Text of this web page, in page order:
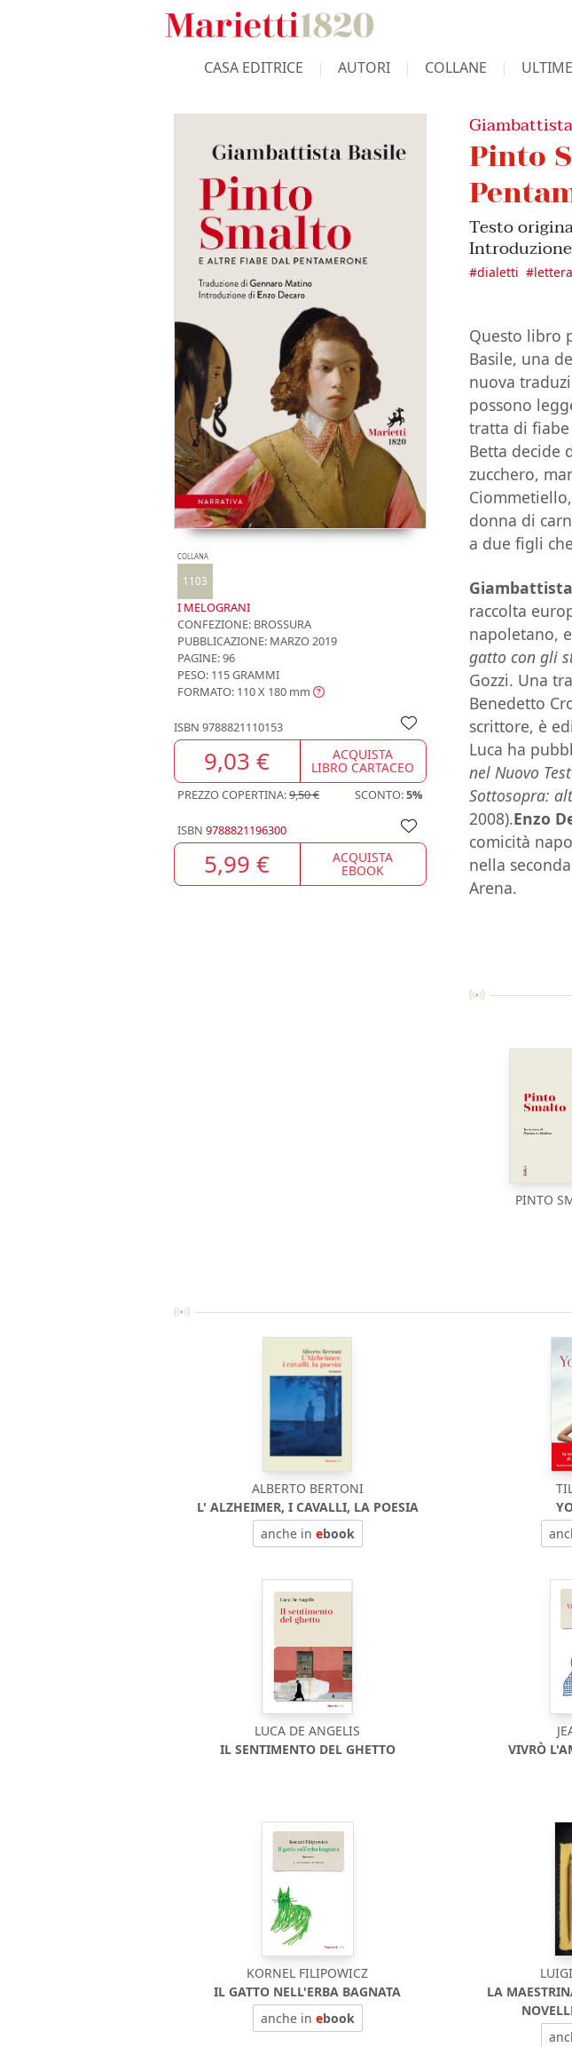
CASA EDITRICE AUTORI COLLANE
COLLANA
1103
I MELOGRANI
CONFEZIONE: BROSSURA
PUBBLICAZIONE: MARZO 2019
PAGINE: 96
PESO: 115 GRAMMI
FORMATO: 110 X 180 mm
ISBN 9788821110153
9,03 € ACQUISTA
LIBRO CARTACEO
PREZZO COPERTINA:9,50 € SCONTO:5%
ISBN 9788821196300
5,99 € ACQUISTA
EBOOK
Pinto
Testo
#dialetti #
Questo libro
Basile, una
nuova
possono
tratta di
Betta decide
zucchero,
donna di
a due figli
raccolta
napoletano,
gatto con gli
Gozzi. Una
Benedetto
scrittore, è
Luca ha
nel Nuovo
Sottosopra:
2008).Enzo
comicità
nella
Arena.
PINTO
ALBERTO BERTONI
L' ALZHEIMER, I CAVALLI, LA POESIA
anche in ebook
LUCA DE ANGELIS
IL SENTIMENTO DEL GHETTO
VIVRÒ
KORNEL FILIPOWICZ
IL GATTO NELL'ERBA BAGNATA
anche in ebook
LA